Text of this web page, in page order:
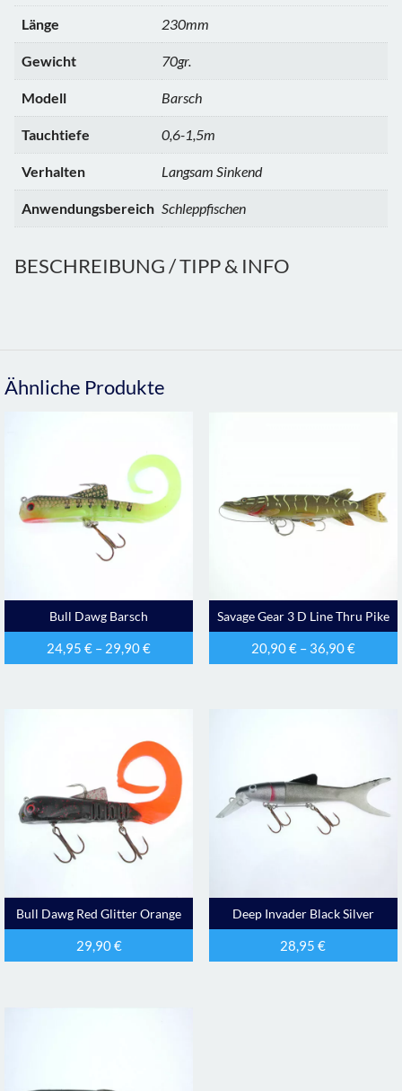
Länge 230mm
Gewicht 70gr.
Modell Barsch
Tauchtiefe 0,6-1,5m
Verhalten Langsam Sinkend
Anwendungsbereich Schleppfischen
BESCHREIBUNG / TIPP & INFO
Ähnliche Produkte
Bull Dawg Barsch
24,95€ – 29,90€
Savage Gear 3 D Line Thru Pike
20,90€– 36,90€
Bull Dawg Red Glitter Orange
29,90€
Deep Invader Black Silver
28,95€